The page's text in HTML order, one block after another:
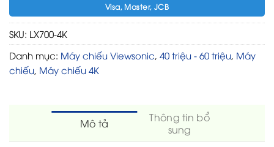
Visa, Master, JCB
SKU: LX700-4K
Danh mục: Máy chiếu Viewsonic 40 triệu - 60 triệu Máy
chiếu Máy chiếu 4K
Mô tả
Thông tin bổ
sung